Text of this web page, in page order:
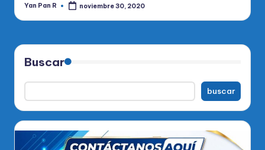
Publicado
Yan Pan R noviembre 30, 2020
Buscar
buscar